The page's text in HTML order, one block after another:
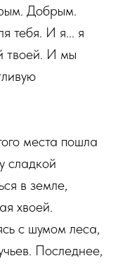
Добрым.
тебя. И я... я
твоей. И мы
места пошла
сладкой
в земле,
хвоей.
с шумом леса,
Последнее,